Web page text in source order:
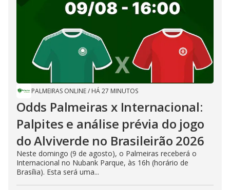
PALMEIRAS ONLINE/ HÁ 27 MINUTOS
Odds Palmeiras x Internacional:
Palpites e análise prévia do jogo
do Alviverde no Brasileirão 2026
Neste domingo (9 de agosto), o Palmeiras receberá o
Internacional no Nubank Parque, às 16h (horário de
Brasília). Esta será uma...